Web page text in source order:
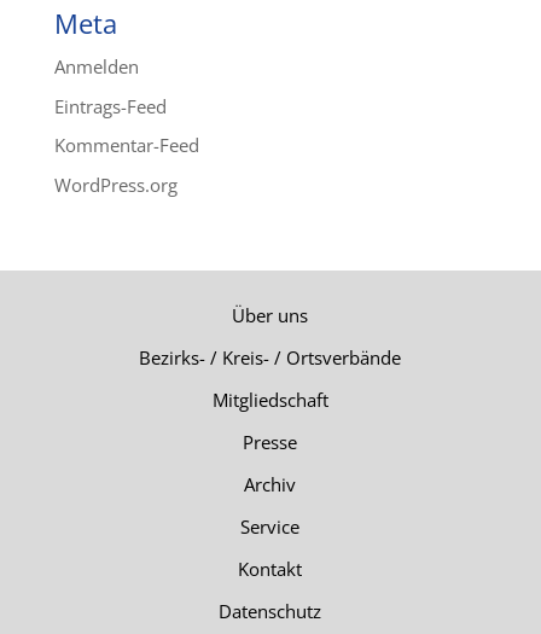
Meta
Anmelden
Eintrags-Feed
Kommentar-Feed
WordPress.org
Über uns
Bezirks- / Kreis- / Ortsverbände
Mitgliedschaft
Presse
Archiv
Service
Kontakt
Datenschutz